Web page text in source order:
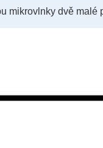
mikrovlnky dvě malé